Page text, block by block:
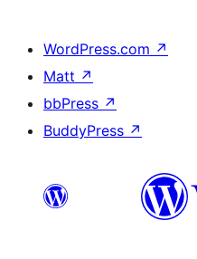
WordPress.com ↗
Matt ↗
bbPress ↗
BuddyPress ↗